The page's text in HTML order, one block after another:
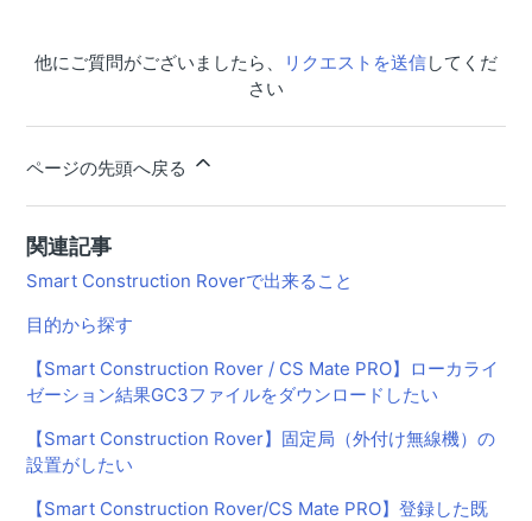
他にご質問がございましたら、 リクエストを送信してくだ
さい
ページの先頭へ戻る
関連記事
Smart Construction Roverで出来ること
目的から探す
【Smart Construction Rover / CS Mate PRO】ローカライ
ゼーション結果GC3ファイルをダウンロードしたい
【Smart Construction Rover】固定局（外付け無線機）の
設置がしたい
【Smart Construction Rover/CS Mate PRO】登録した既